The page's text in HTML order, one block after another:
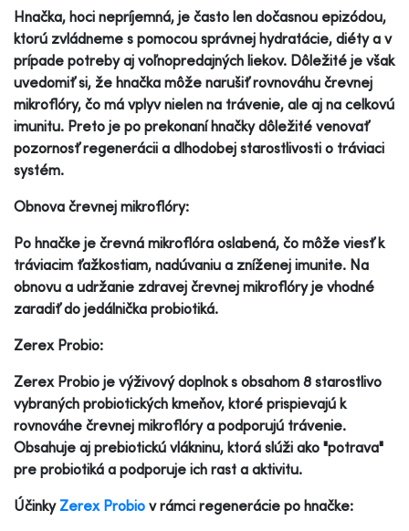
Hnačka, hoci nepríjemná, je často len dočasnou epizódou,
ktorú zvládneme s pomocou správnej hydratácie, diéty a v
prípade potreby aj voľnopredajných liekov. Dôležité je však
uvedomiť si, že hnačka môže narušiť rovnováhu črevnej
mikroflóry, čo má vplyv nielen na trávenie, ale aj na celkovú
imunitu. Preto je po prekonaní hnačky dôležité venovať
pozornosť regenerácii a dlhodobej starostlivosti o tráviaci
systém.
Obnova črevnej mikroflóry:
Po hnačke je črevná mikroflóra oslabená, čo môže viesť k
tráviacim ťažkostiam, nadúvaniu a zníženej imunite. Na
obnovu a udržanie zdravej črevnej mikroflóry je vhodné
zaradiť do jedálnička probiotiká.
Zerex Probio:
Zerex Probio je výživový doplnok s obsahom 8 starostlivo
vybraných probiotických kmeňov, ktoré prispievajú k
rovnováhe črevnej mikroflóry a podporujú trávenie.
Obsahuje aj prebiotickú vlákninu, ktorá slúži ako "potrava"
pre probiotiká a podporuje ich rast a aktivitu.
Účinky Zerex Probio v rámci regenerácie po hnačke: